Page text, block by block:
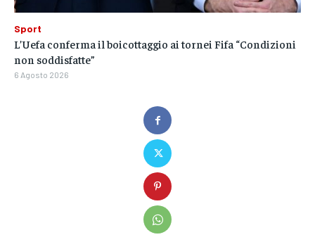
Sport
L’Uefa conferma il boicottaggio ai tornei Fifa “Condizioni
non soddisfatte”
6 Agosto 2026